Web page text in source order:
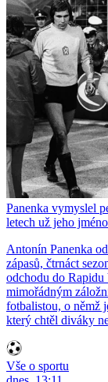
Panenka vymyslel
letech už jeho
Antonín Panenka
zápasů, čtrnáct
odchodu do
mimořádným
fotbalistou, o němž
který chtěl diváky
Vše o sportu